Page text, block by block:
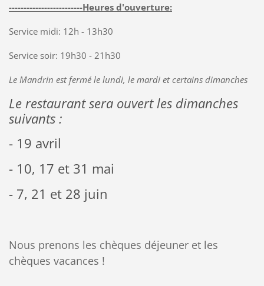
-------------------------Heures d'ouverture:
Service midi: 12h - 13h30
Service soir: 19h30 - 21h30
Le Mandrin est fermé le lundi, le mardi et certains dimanches
Le restaurant sera ouvert les dimanches
suivants :
- 19 avril
- 10, 17 et 31 mai
- 7, 21 et 28 juin
Nous prenons les chèques déjeuner et les
chèques vacances !